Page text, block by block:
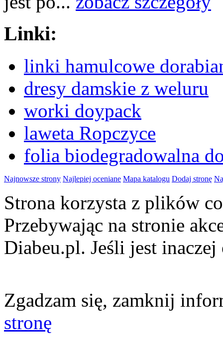
Linki:
linki hamulcowe
dresy damskie z weluru
worki doypack
laweta Ropczyce
folia biodegradowalna
Najnowsze strony Najlepiej oceniane Mapa katalogu Dodaj stronę
Strona korzysta z plików
Przebywając na stronie
Diabeu.pl. Jeśli jest inaczej
Zgadzam się, zamknij
stronę